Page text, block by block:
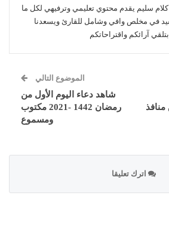
سليم يقدم محتوي تعليمي وترفيهي لكل ما
في مخلص وافي وشامل للقارئ ويسعدنا
بتلقي آرائكم واقتراحاتكم
منافذ
الموضوع التالي
شاهد دعاء اليوم الأول من
رمضان 1442 -2021 مكتوب
ومسموع
اترك تعليقا